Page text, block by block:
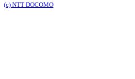
(c) NTT DOCOMO